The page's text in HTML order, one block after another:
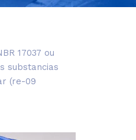
17037 ou
substancias
(re-09